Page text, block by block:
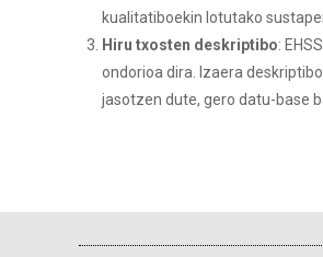
kualitatiboekin lotutako
Hiru txosten deskriptibo:
ondorioa dira. Izaera
jasotzen dute, gero datu-base